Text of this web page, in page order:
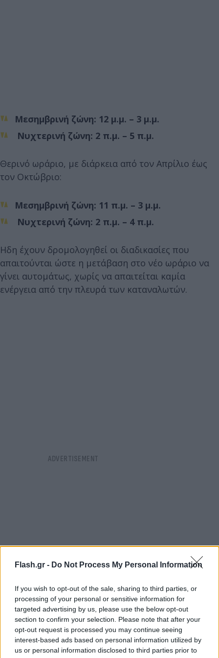
Flash.gr - Do Not Process My Personal Information
If you wish to opt-out of the sale, sharing to third parties, or
processing of your personal or sensitive information for
targeted advertising by us, please use the below opt-out
section to confirm your selection. Please note that after your
opt-out request is processed you may continue seeing
interest-based ads based on personal information utilized by
us or personal information disclosed to third parties prior to
Μεσημβρινή ζώνη: 12 μ.μ. – 3 μ.μ.
Νυχτερινή ζώνη: 2 π.μ. – 5 π.μ.
Θερινό ωράριο, με διάρκεια από τον Απρίλιο έως
τον Οκτώβριο:
Μεσημβρινή ζώνη: 11 π.μ. – 3 μ.μ.
Νυχτερινή ζώνη: 2 π.μ. – 4 π.μ.
Ηδη έχουν δρομολογηθεί οι διαδικασίες που
απαιτούνται ώστε η μετάβαση στο νέο ωράριο να
γίνει αυτομάτως, χωρίς να απαιτείται καμία
ενέργεια από την πλευρά των καταναλωτών.
Οι εξαιρέσεις
Εξαίρεση από τα παραπάνω, όπως έκανε γνωστό ο